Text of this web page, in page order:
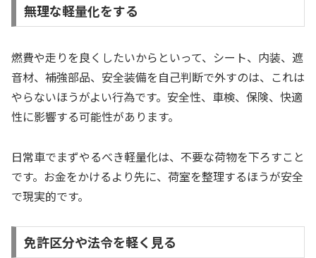
無理な軽量化をする
燃費や走りを良くしたいからといって、シート、内装、遮
音材、補強部品、安全装備を自己判断で外すのは、これは
やらないほうがよい行為です。安全性、車検、保険、快適
性に影響する可能性があります。
日常車でまずやるべき軽量化は、不要な荷物を下ろすこと
です。お金をかけるより先に、荷室を整理するほうが安全
で現実的です。
免許区分や法令を軽く見る